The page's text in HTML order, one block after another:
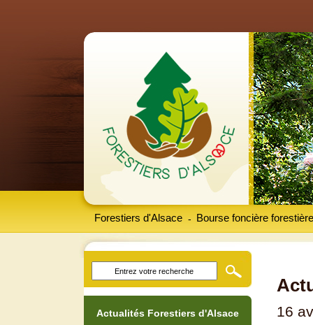
Forestiers d'Alsace Bourse foncière forestière
-
16
Actualités Forestiers d'Alsace